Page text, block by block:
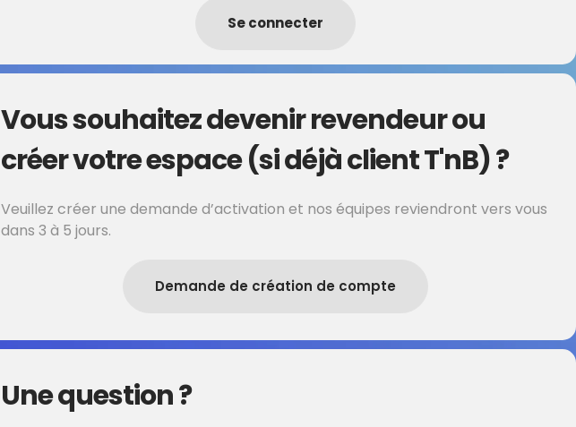
Se connecter
Vous souhaitez devenir revendeur ou
créer votre espace (si déjà client T'nB) ?
Veuillez créer une demande d’activation et nos équipes reviendront vers vous
dans 3 à 5 jours.
Demande de création de compte
Une question ?